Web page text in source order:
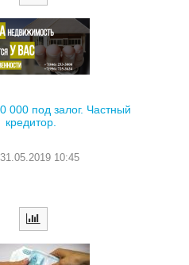
000 под залог. Частный
кредитор.
31.05.2019 10:45